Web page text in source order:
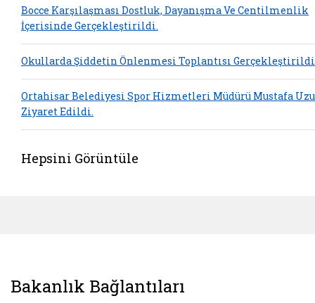
Bocce Karşılaşması Dostluk, Dayanışma Ve Centilmenlik
İçerisinde Gerçekleştirildi.
Okullarda Şiddetin Önlenmesi Toplantısı
Ortahisar Belediyesi Spor Hizmetleri Müdürü Mustafa
Ziyaret Edildi.
Hepsini Görüntüle
Bakanlık Bağlantıları